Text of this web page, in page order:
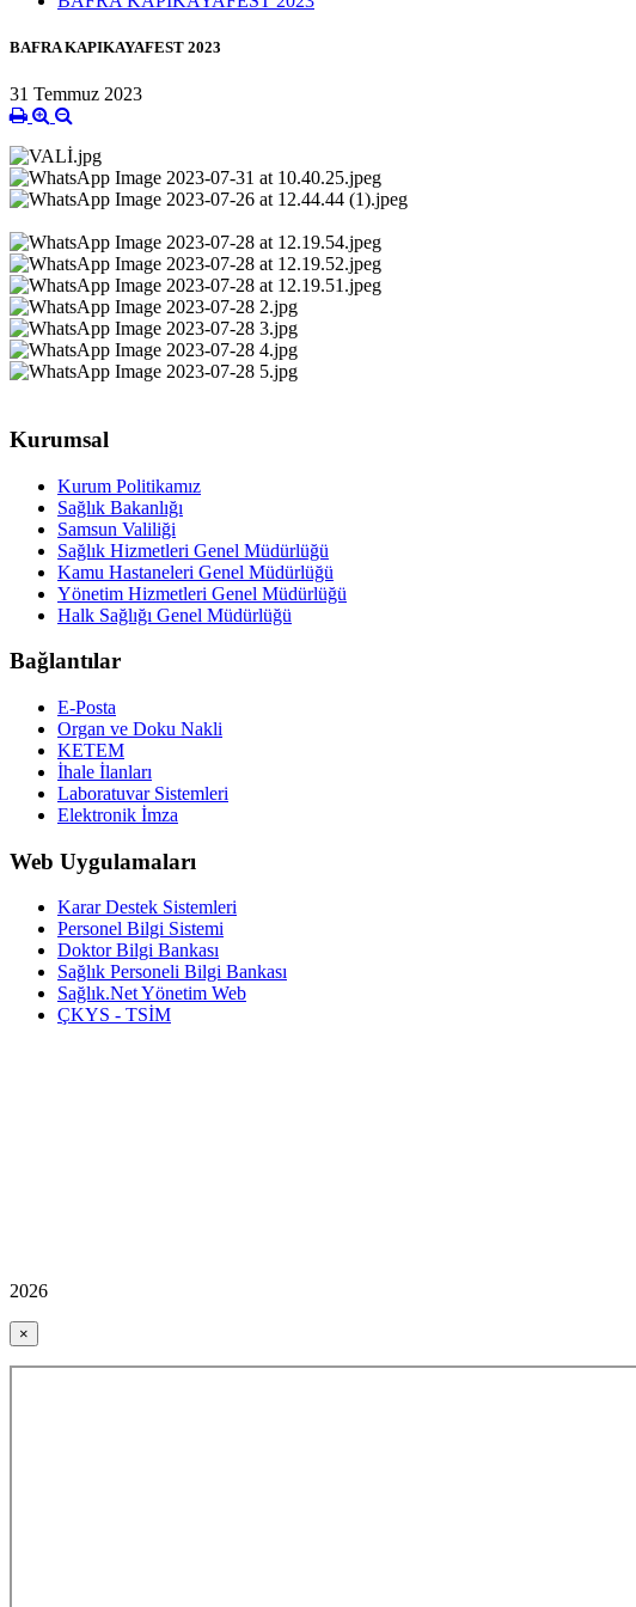
BAFRA KAPIKAYAFEST 2023
31 Temmuz 2023
Kurumsal
Kurum Politikamız
Sağlık Bakanlığı
Samsun Valiliği
Sağlık Hizmetleri Genel Müdürlüğü
Kamu Hastaneleri Genel Müdürlüğü
Yönetim Hizmetleri Genel Müdürlüğü
Halk Sağlığı Genel Müdürlüğü
Bağlantılar
E-Posta
Organ ve Doku Nakli
KETEM
İhale İlanları
Laboratuvar Sistemleri
Elektronik İmza
Web Uygulamaları
Karar Destek Sistemleri
Personel Bilgi Sistemi
Doktor Bilgi Bankası
Sağlık Personeli Bilgi Bankası
Sağlık.Net Yönetim Web
ÇKYS - TSİM
2026
×